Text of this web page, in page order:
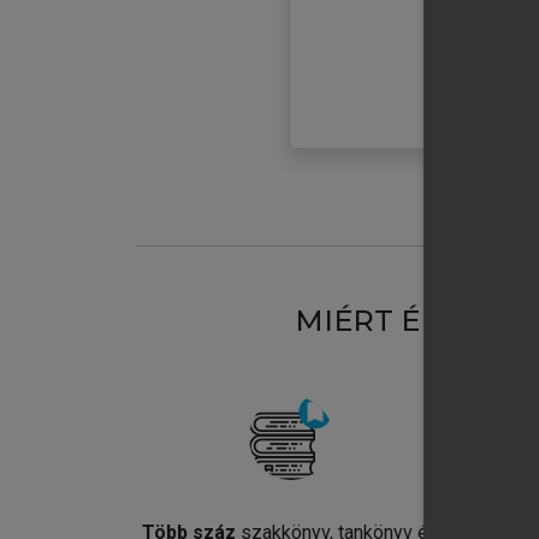
MIÉRT
Több száz szakkönyv, tankönyv és